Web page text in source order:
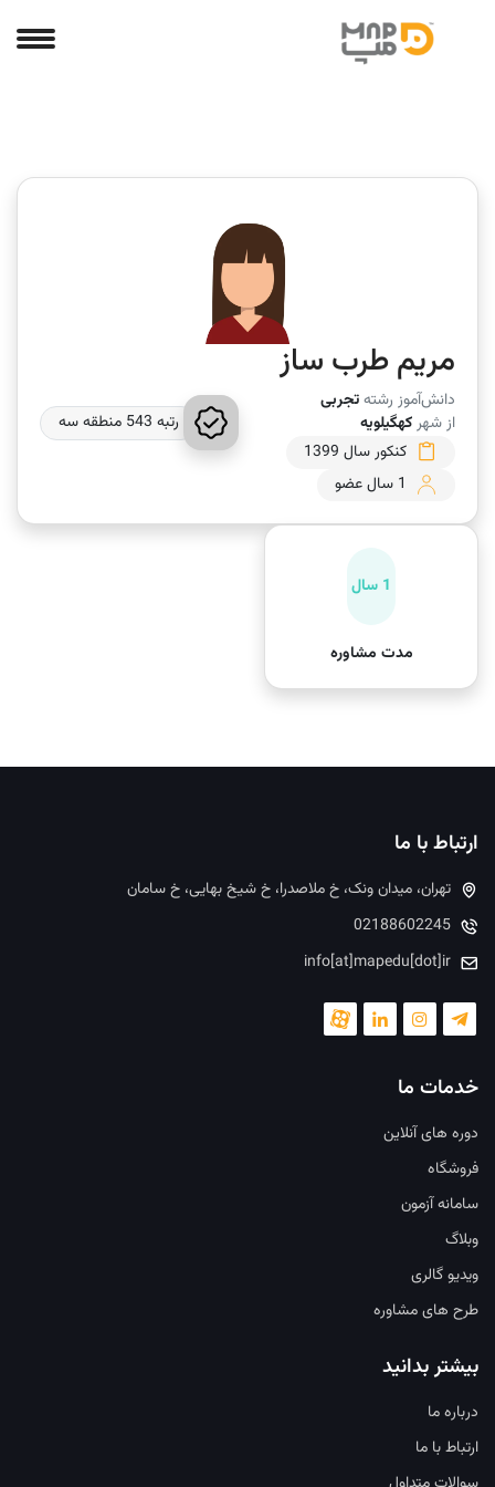
مریم طرب ساز
دانش‌آموز رشتهتجربی
از شهرکهگیلویه
کنکور سال 1399
1 سال عضو
رتبه 543 منطقه سه
1 سال
مدت مشاوره
ارتباط با ما
تهران، میدان ونک، خ ملاصدرا، خ شیخ بهایی، خ سامان
02188602245
info[at]mapedu[dot]ir
خدمات ما
دوره های آنلاین
فروشگاه
سامانه آزمون
وبلاگ
ویدیو گالری
طرح های مشاوره
بیشتر بدانید
درباره ما
ارتباط با ما